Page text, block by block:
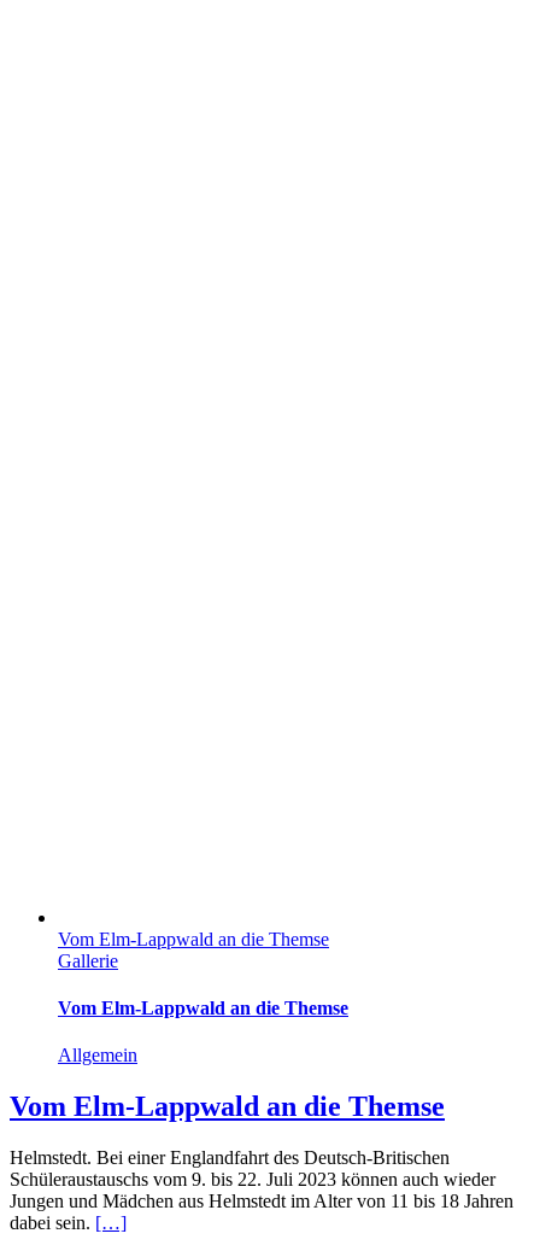
Vom Elm-Lappwald an die Themse
Gallerie
Vom Elm-Lappwald an die Themse
Allgemein
Vom Elm-Lappwald an die Themse
Helmstedt. Bei einer Englandfahrt des Deutsch-Britischen
Schüleraustauschs vom 9. bis 22. Juli 2023 können auch wieder
Jungen und Mädchen aus Helmstedt im Alter von 11 bis 18 Jahren
dabei sein. […]